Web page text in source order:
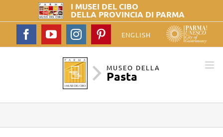
I MUSEI DELCIBO
DELLA PROVINCIA DI PARMA
ENGLISH
FacebookYouTubeInstagramPinterest
MUSEO DELLA
Pasta